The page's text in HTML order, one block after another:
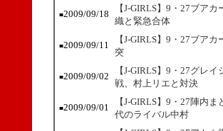
■2009/09/18
【J-GIRLS】9・27ブア
織と緊急合体
■2009/09/11
【J-GIRLS】9・27ブア
突
■2009/09/02
【J-GIRLS】9・27グレ
戦、村上リエと対決
■2009/09/01
【J-GIRLS】9・27陣内
代のライバル中村